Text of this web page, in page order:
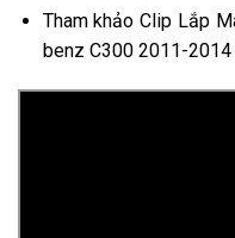
Tham khảo Clip Lắp
benz C300 2011-2014